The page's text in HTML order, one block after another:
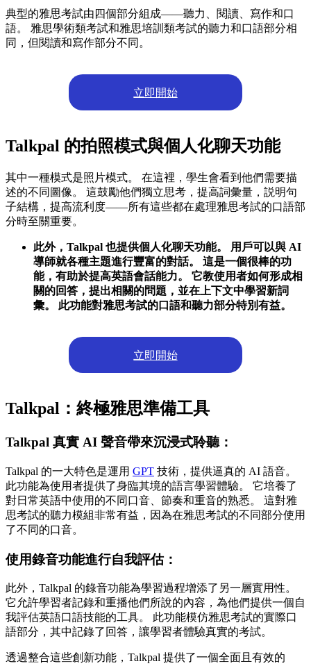
典型的雅思考試由四個部分組成——聽力、閱讀、寫作和口
語。 雅思學術類考試和雅思培訓類考試的聽力和口語部分相
同，但閱讀和寫作部分不同。
立即開始
Talkpal 的拍照模式與個人化聊天功能
其中一種模式是照片模式。 在這裡，學生會看到他們需要描
述的不同圖像。 這鼓勵他們獨立思考，提高詞彙量，説明句
子結構，提高流利度——所有這些都在處理雅思考試的口語部
分時至關重要。
此外，Talkpal 也提供個人化聊天功能。 用戶可以與 AI
導師就各種主題進行豐富的對話。 這是一個很棒的功
能，有助於提高英語會話能力。 它教使用者如何形成相
關的回答，提出相關的問題，並在上下文中學習新詞
彙。 此功能對雅思考試的口語和聽力部分特別有益。
立即開始
Talkpal：終極雅思準備工具
Talkpal 真實 AI 聲音帶來沉浸式聆聽：
Talkpal 的一大特色是運用 GPT 技術，提供逼真的 AI 語音。
此功能為使用者提供了身臨其境的語言學習體驗。 它培養了
對日常英語中使用的不同口音、節奏和重音的熟悉。 這對雅
思考試的聽力模組非常有益，因為在雅思考試的不同部分使用
了不同的口音。
使用錄音功能進行自我評估：
此外，Talkpal 的錄音功能為學習過程增添了另一層實用性。
它允許學習者記錄和重播他們所說的內容，為他們提供一個自
我評估英語口語技能的工具。 此功能模仿雅思考試的實際口
語部分，其中記錄了回答，讓學習者體驗真實的考試。
透過整合這些創新功能，Talkpal 提供了一個全面且有效的